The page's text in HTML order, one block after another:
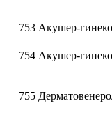
753 Акушер-
754 Акушер-
755